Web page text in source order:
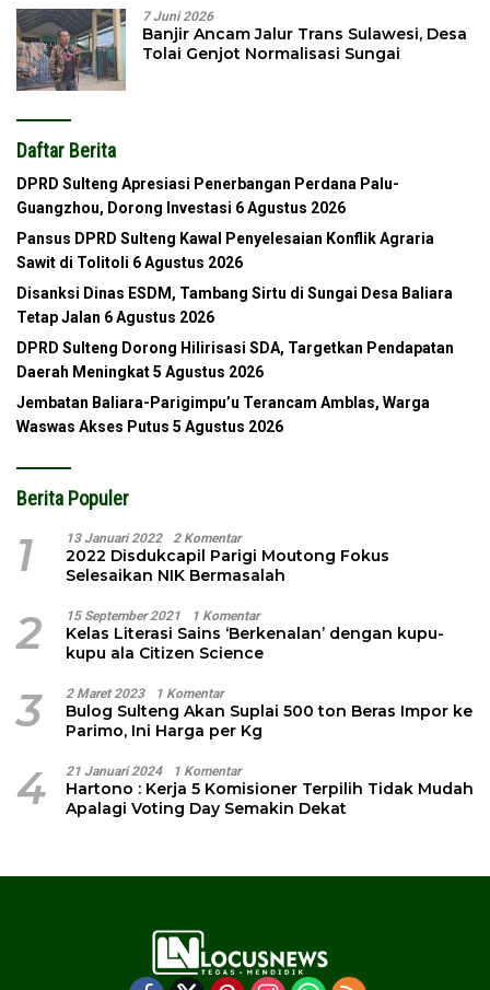
7 Juni 2026
Banjir Ancam Jalur Trans Sulawesi, Desa
Tolai Genjot Normalisasi Sungai
Daftar Berita
DPRD Sulteng Apresiasi Penerbangan Perdana Palu-
Guangzhou, Dorong Investasi 6 Agustus 2026
Pansus DPRD Sulteng Kawal Penyelesaian Konflik Agraria
Sawit di Tolitoli 6 Agustus 2026
Disanksi Dinas ESDM, Tambang Sirtu di Sungai Desa Baliara
Tetap Jalan 6 Agustus 2026
DPRD Sulteng Dorong Hilirisasi SDA, Targetkan Pendapatan
Daerah Meningkat5 Agustus 2026
Jembatan Baliara-Parigimpu’u Terancam Amblas, Warga
Waswas Akses Putus 5 Agustus 2026
Berita Populer
1 13 Januari 2022 2 Komentar
2022 Disdukcapil Parigi Moutong Fokus
Selesaikan NIK Bermasalah
2 15 September 2021 1 Komentar
Kelas Literasi Sains ‘Berkenalan’ dengan kupu-
kupu ala Citizen Science
3 2 Maret 2023 1 Komentar
Bulog Sulteng Akan Suplai 500 ton Beras Impor ke
Parimo, Ini Harga per Kg
4 21 Januari 2024 1 Komentar
Hartono : Kerja 5 Komisioner Terpilih Tidak Mudah
Apalagi Voting Day Semakin Dekat